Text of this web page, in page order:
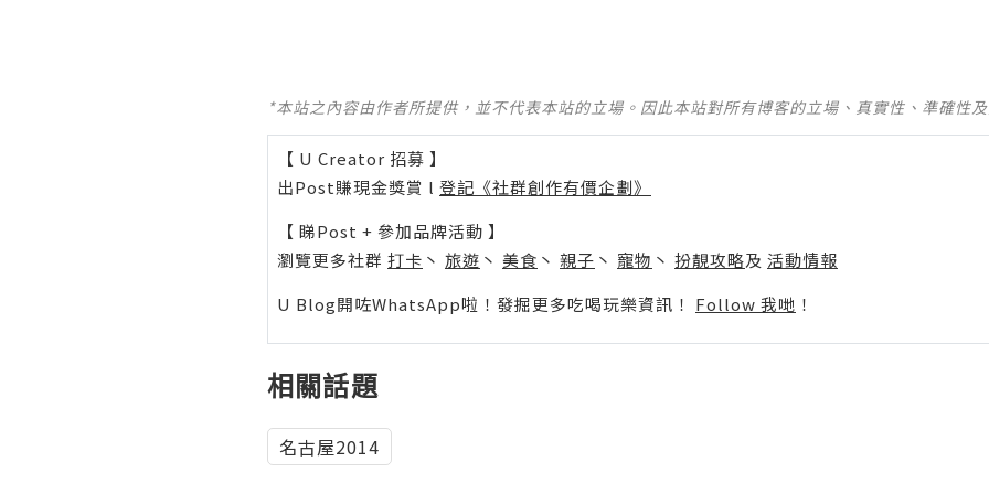
*本站之內容由作者所提供，並不代表本站的立場。因此本站對所有博客的立場、真實性、準確性
【 U Creator 招募 】
出Post賺現金獎賞 l 登記《社群創作有價企劃》
【 睇Post + 參加品牌活動 】
瀏覽更多社群 打卡 丶 旅遊 丶 美食 丶 親子 丶 寵物 丶 扮靚攻略及 活動情報
U Blog開咗WhatsApp啦！發掘更多吃喝玩樂資訊！ Follow 我哋 ！
相關話題
名古屋2014